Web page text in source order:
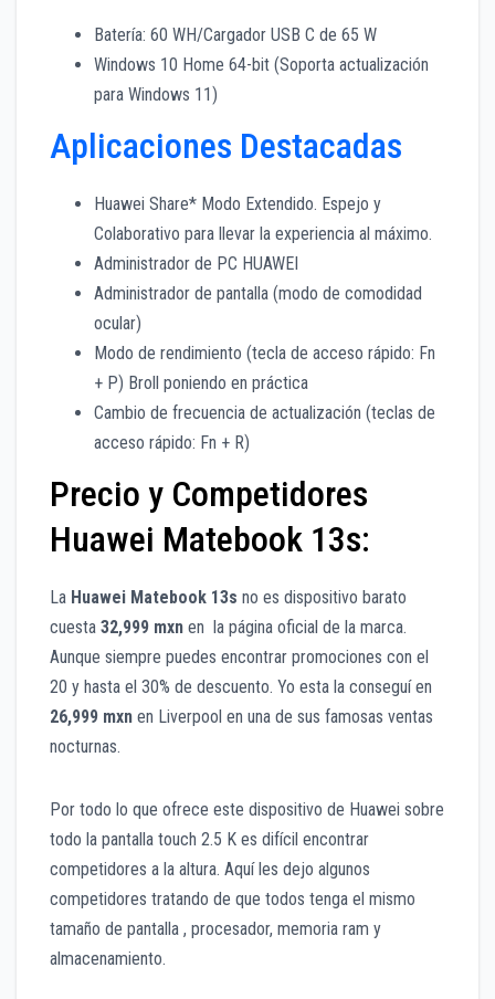
Batería: 60 WH/Cargador USB C de 65 W
Windows 10 Home 64-bit (Soporta actualización
para Windows 11)
Aplicaciones Destacadas
Huawei Share* Modo Extendido. Espejo y
Colaborativo para llevar la experiencia al máximo.
Administrador de PC HUAWEI
Administrador de pantalla (modo de comodidad
ocular)
Modo de rendimiento (tecla de acceso rápido: Fn
+ P) Broll poniendo en práctica
Cambio de frecuencia de actualización (teclas de
acceso rápido: Fn + R)
Precio y Competidores
Huawei Matebook 13s:
La Huawei Matebook 13s no es dispositivo barato
cuesta 32,999 mxn en la página oficial de la marca.
Aunque siempre puedes encontrar promociones con el
20 y hasta el 30% de descuento. Yo esta la conseguí en
26,999 mxn en Liverpool en una de sus famosas ventas
nocturnas.
Por todo lo que ofrece este dispositivo de Huawei sobre
todo la pantalla touch 2.5 K es difícil encontrar
competidores a la altura. Aquí les dejo algunos
competidores tratando de que todos tenga el mismo
tamaño de pantalla , procesador, memoria ram y
almacenamiento.